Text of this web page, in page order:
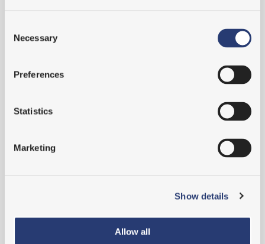
Selection
Necessary
Preferences
Statistics
Marketing
Show details
Allow all
Ladda hem rapport
SÄKERHETSKULTUR OCH SÄKERHETSLEDNING
utveckla en välfungerande verksamhet kring
erfarenhetsåterföring. SSM (2014)
kärnkraftverkens förutsättningar för lärande och